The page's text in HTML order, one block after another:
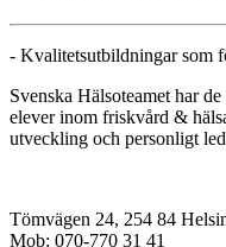
- Kvalitetsutbildningar som
Svenska Hälsoteamet har
elever inom friskvård &
utveckling och personligt
Tömvägen 24, 254 84
Mob: 070-770 31 41